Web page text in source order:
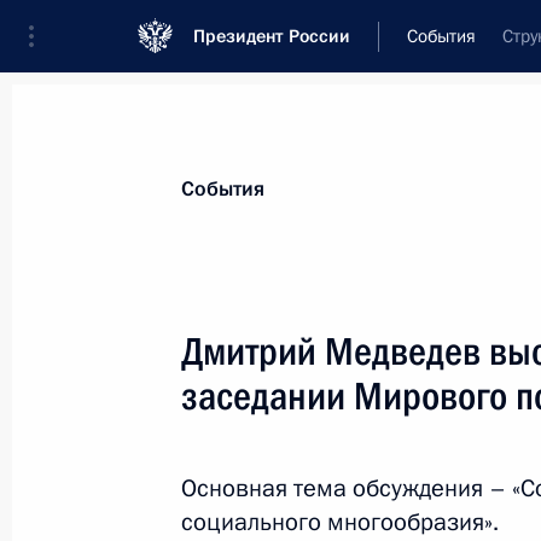
Президент России События
Новости
Послания Федеральному Собранию
Заявления по важнейшим вопросам
Речи и обращения
События
Дмитрий Медведев
заседании Мирового
Основная тема обсуждения –
социального многообразия».